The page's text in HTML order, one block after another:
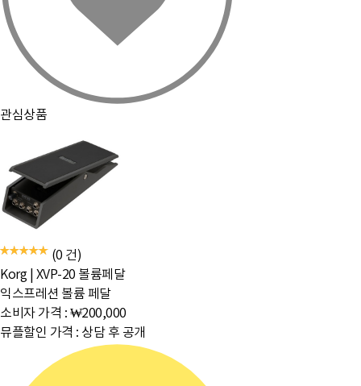
관심상품
(0 건)
Korg
XVP-20 볼륨페달
익스프레션 볼륨 페달
소비자 가격 : ₩200,000
뮤플할인 가격 : 상담 후 공개